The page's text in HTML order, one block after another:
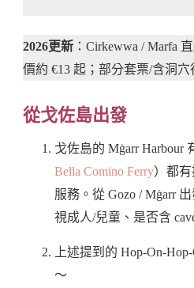
2026更新 ：Cirkewwa / Marfa
價約 €13 起；部分套票/含洞穴
從戈佐島出發
戈佐島的 Mġarr Harbour
Bella Comino Ferry）都
服務。從 Gozo / Mġarr
視成人/兒童、是否含
上述提到的 Hop-On-
～